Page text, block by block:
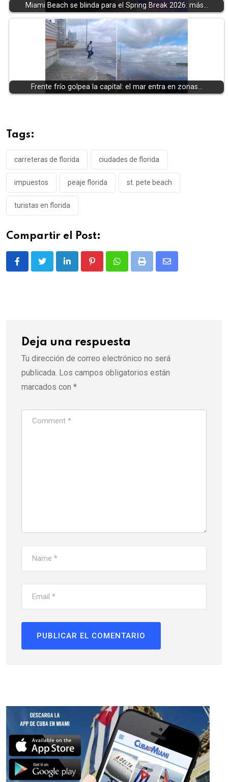
Miami Beach se blinda para el Spring Break 2026: más…
Frente frío golpea la capital: el mar entra en zonas…
Tags:
carreteras de florida ciudades de florida
impuestos peaje florida st. pete beach
turistas en florida
Compartir el Post:
LinkedIn PinterestWhatsappPrint
Share
Deja una respuesta
Tu dirección de correo electrónico no será
publicada. Los campos obligatorios están
marcados con *